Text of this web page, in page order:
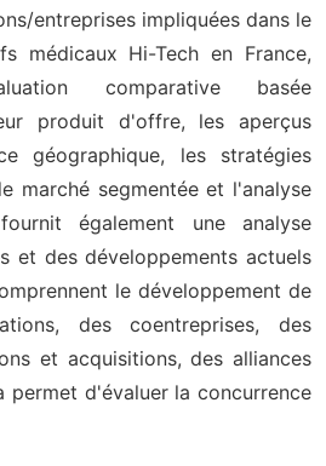
entreprises impliquées dans le
médicaux Hi-Tech en France,
comparative basée
produit d'offre, les aperçus
géographique, les stratégies
marché segmentée et l'analyse
également une analyse
et des développements actuels
le développement de
des coentreprises, des
et acquisitions, des alliances
permet d'évaluer la concurrence